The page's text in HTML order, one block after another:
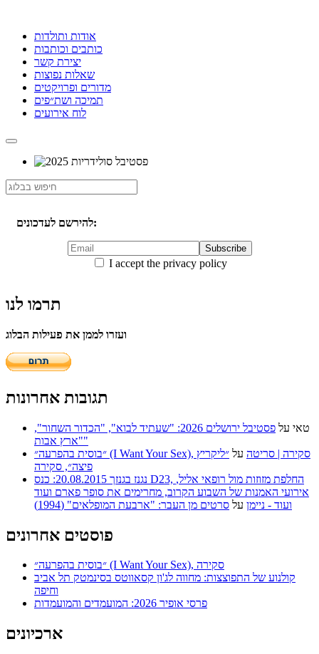
אודות ותולדות
כותבים וכותבות
יצירת קשר
שאלות נפוצות
מדורים ופרויקטים
תמיכה ושת״פים
לוח אירועים
להירשם לעדכונים:
I accept the privacy policy
תרמו לנו
ועזרו לממן את פעילות הבלוג
תגובות אחרונות
טאי על
פסטיבל ירושלים 2026: "שעתיד לבוא", "הכדור השחור",
"ארץ אבות"
״בוסית בהפרעה״ (I Want Your Sex), סקירה | סריטה על ״ליקריץ
פיצה״, סקירה
נגנז בגנזך 20.08.2015: כנס D23, החלפת מזוזות מול רופאי אליל,
אירועי האמנות של השבוע הקרוב, מחרימים את סופר פארם ועוד
ועוד - ניימן על סרטים מן העבר: "ארבעת המופלאים" (1994)
פוסטים אחרונים
״בוסית בהפרעה״ (I Want Your Sex), סקירה
קולנוע של התפוצצות: מחווה לג'ון קסאווטס בסינמטק תל אביב
וחיפה
פרסי אופיר 2026: המועמדים והמועמדות
ארכיונים